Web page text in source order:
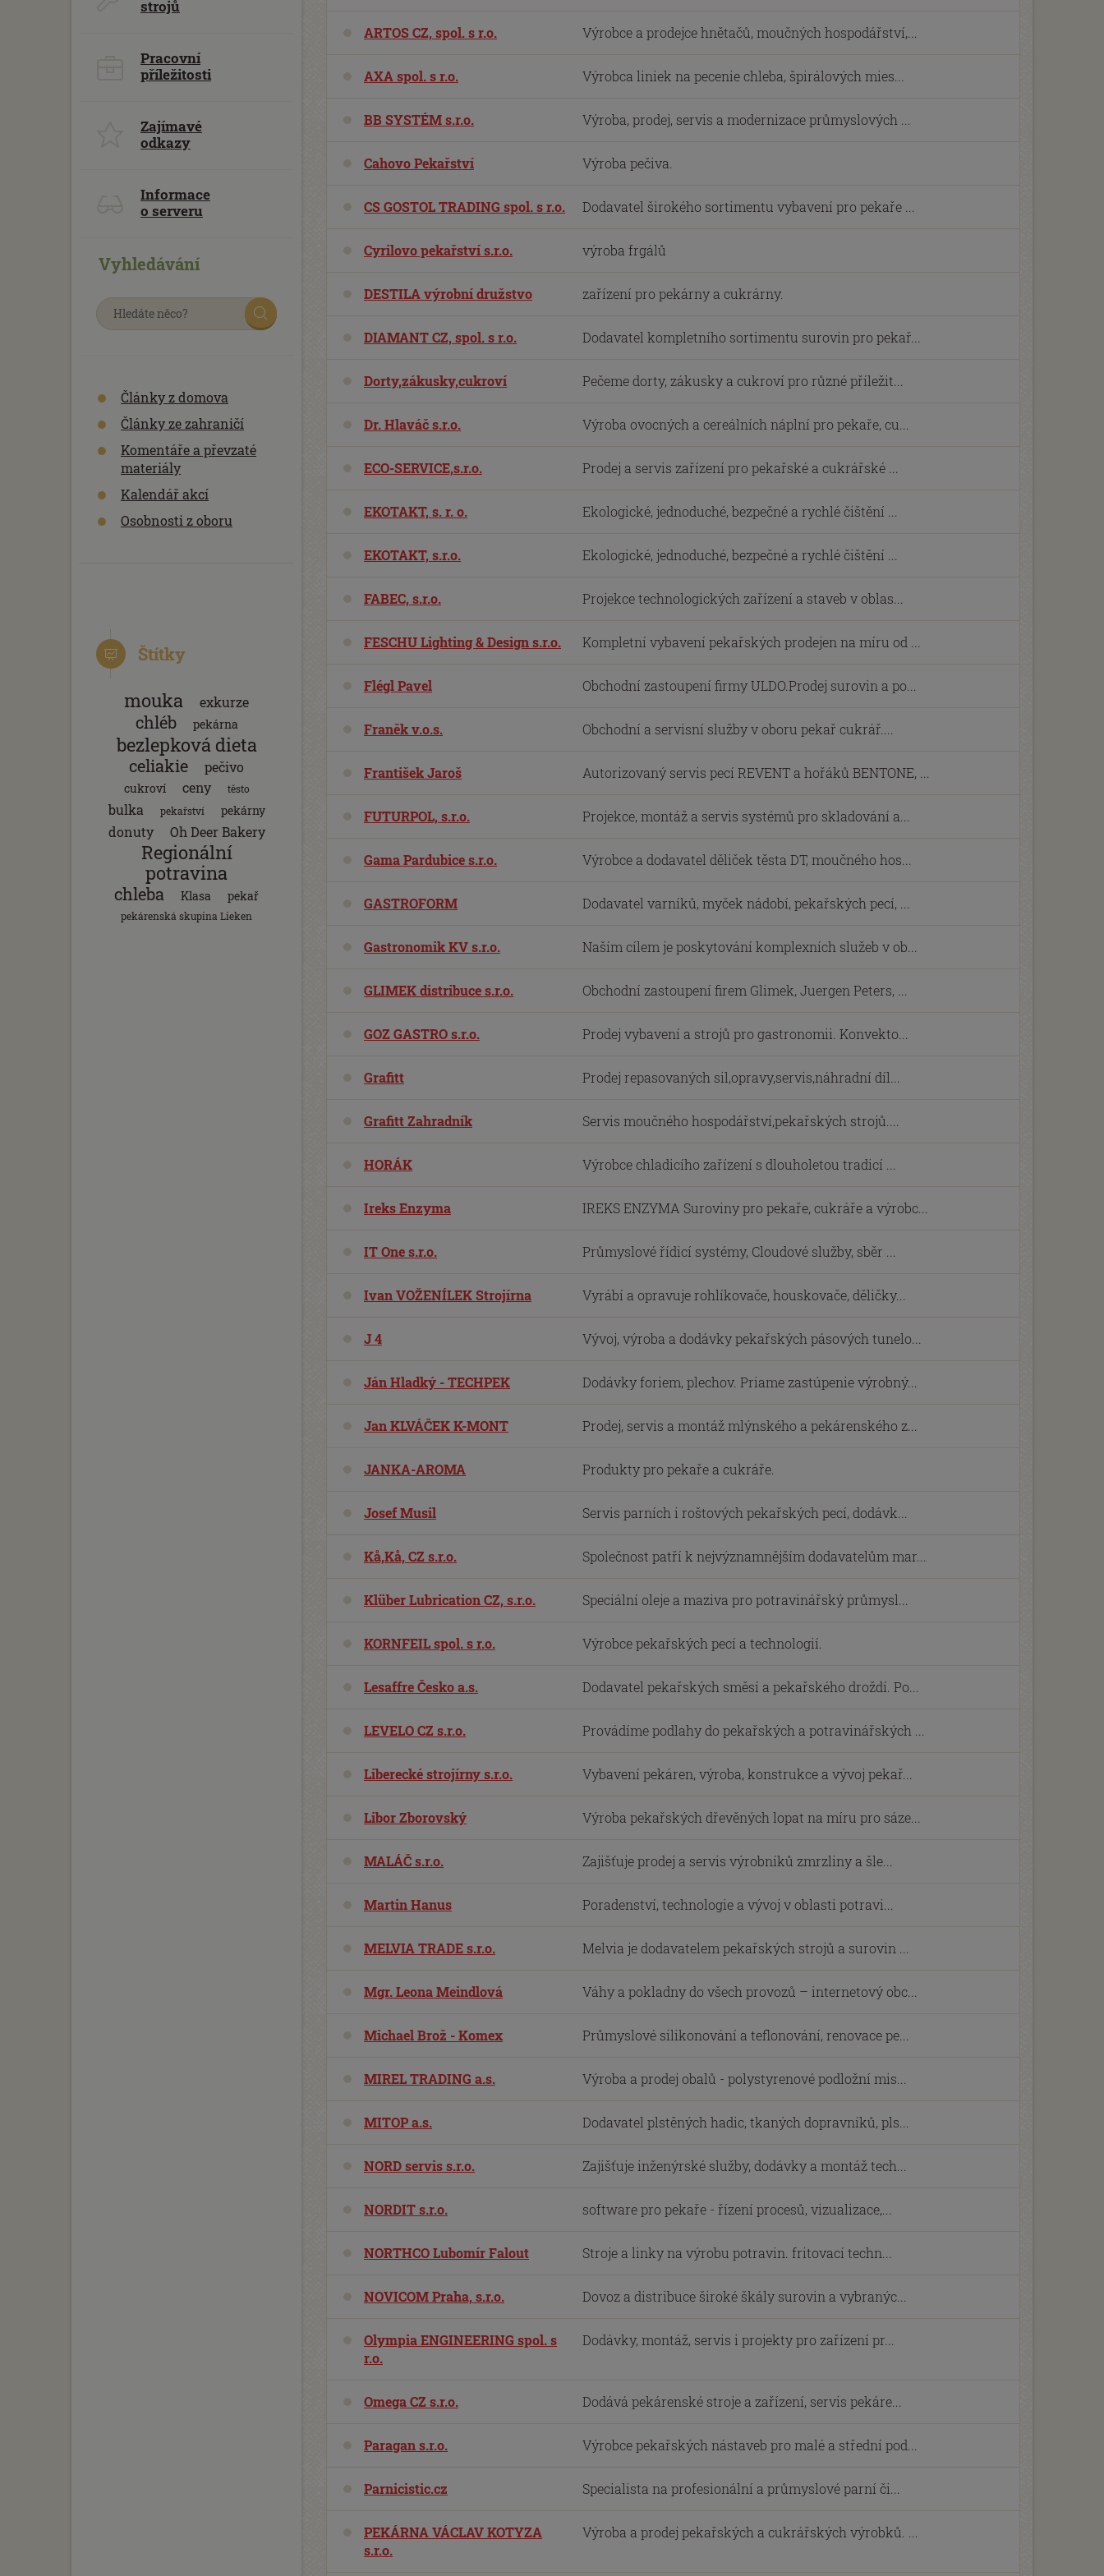
strojů
Pracovní
příležitosti
Zajímavé
odkazy
Informace
o serveru
Vyhledávání
Články z domova
Články ze zahraničí
Komentáře a převzaté
materiály
Kalendář akcí
Osobnosti z oboru
Štítky
mouka exkurze
chléb pekárna
bezlepková dieta
celiakie pečivo
cukroví ceny těsto
bulka pekařství pekárny
donuty Oh Deer Bakery
Regionální
potravina
chleba Klasa pekař
pekárenská skupina Lieken
ARTOS CZ, spol. s r.o. Výrobce a prodejce hnětačů, moučných hospodářství,...
AXA spol. s r.o. Výrobca liniek na pecenie chleba, špirálových mies...
BB SYSTÉM s.r.o. Výroba, prodej, servis a modernizace průmyslových ...
Cahovo Pekařství Výroba pečiva.
CS GOSTOL TRADING spol. s r.o. Dodavatel širokého sortimentu vybavení pro pekaře ...
Cyrilovo pekařství s.r.o. výroba frgálů
DESTILA výrobní družstvo zařízení pro pekárny a cukrárny.
DIAMANT CZ, spol. s r.o. Dodavatel kompletního sortimentu surovin pro pekař...
Dorty,zákusky,cukroví Pečeme dorty, zákusky a cukroví pro různé příležit...
Dr. Hlaváč s.r.o. Výroba ovocných a cereálních náplní pro pekaře, cu...
ECO-SERVICE,s.r.o. Prodej a servis zařízení pro pekařské a cukrářské ...
EKOTAKT, s. r. o. Ekologické, jednoduché, bezpečné a rychlé čištění ...
EKOTAKT, s.r.o. Ekologické, jednoduché, bezpečné a rychlé čištění ...
FABEC, s.r.o. Projekce technologických zařízení a staveb v oblas...
FESCHU Lighting & Design s.r.o. Kompletní vybavení pekařských prodejen na míru od ...
Flégl Pavel Obchodní zastoupení firmy ULDO.Prodej surovin a po...
Franěk v.o.s. Obchodní a servisní služby v oboru pekař cukrář....
František Jaroš Autorizovaný servis pecí REVENT a hořáků BENTONE, ...
FUTURPOL, s.r.o. Projekce, montáž a servis systémů pro skladování a...
Gama Pardubice s.r.o. Výrobce a dodavatel děliček těsta DT, moučného hos...
GASTROFORM Dodavatel varníků, myček nádobí, pekařských pecí, ...
Gastronomik KV s.r.o. Naším cílem je poskytování komplexních služeb v ob...
GLIMEK distribuce s.r.o. Obchodní zastoupení firem Glimek, Juergen Peters, ...
GOZ GASTRO s.r.o. Prodej vybavení a strojů pro gastronomii. Konvekto...
Grafitt Prodej repasovaných sil,opravy,servis,náhradní díl...
Grafitt Zahradník Servis moučného hospodářství,pekařských strojů....
HORÁK Výrobce chladicího zařízení s dlouholetou tradicí ...
Ireks Enzyma IREKS ENZYMA Suroviny pro pekaře, cukráře a výrobc...
IT One s.r.o. Průmyslové řídicí systémy, Cloudové služby, sběr ...
Ivan VOŽENÍLEK Strojírna Vyrábí a opravuje rohlíkovače, houskovače, děličky...
J 4 Vývoj, výroba a dodávky pekařských pásových tunelo...
Ján Hladký - TECHPEK Dodávky foriem, plechov. Priame zastúpenie výrobný...
Jan KLVÁČEK K-MONT Prodej, servis a montáž mlýnského a pekárenského z...
JANKA-AROMA Produkty pro pekaře a cukráře.
Josef Musil Servis parních i roštových pekařských pecí, dodávk...
Kå,Kå, CZ s.r.o. Společnost patří k nejvýznamnějším dodavatelům mar...
Klüber Lubrication CZ, s.r.o. Speciální oleje a maziva pro potravinářský průmysl...
KORNFEIL spol. s r.o. Výrobce pekařských pecí a technologií.
Lesaffre Česko a.s. Dodavatel pekařských směsí a pekařského droždí. Po...
LEVELO CZ s.r.o. Provádíme podlahy do pekařských a potravinářských ...
Liberecké strojírny s.r.o. Vybavení pekáren, výroba, konstrukce a vývoj pekař...
Libor Zborovský Výroba pekařských dřevěných lopat na míru pro sáze...
MALÁČ s.r.o. Zajišťuje prodej a servis výrobníků zmrzliny a šle...
Martin Hanus Poradenství, technologie a vývoj v oblasti potravi...
MELVIA TRADE s.r.o. Melvia je dodavatelem pekařských strojů a surovin ...
Mgr. Leona Meindlová Váhy a pokladny do všech provozů – internetový obc...
Michael Brož - Komex Průmyslové silikonování a teflonování, renovace pe...
MIREL TRADING a.s. Výroba a prodej obalů - polystyrenové podložní mis...
MITOP a.s. Dodavatel plstěných hadic, tkaných dopravníků, pls...
NORD servis s.r.o. Zajišťuje inženýrské služby, dodávky a montáž tech...
NORDIT s.r.o. software pro pekaře - řízení procesů, vizualizace,...
NORTHCO Lubomír Falout Stroje a linky na výrobu potravin. fritovací techn...
NOVICOM Praha, s.r.o. Dovoz a distribuce široké škály surovin a vybranýc...
Olympia ENGINEERING spol. s
r.o.
Dodávky, montáž, servis i projekty pro zařízení pr...
Omega CZ s.r.o. Dodává pekárenské stroje a zařízení, servis pekáre...
Paragan s.r.o. Výrobce pekařských nástaveb pro malé a střední pod...
Parnicistic.cz Specialista na profesionální a průmyslové parní či...
PEKÁRNA VÁCLAV KOTYZA
s.r.o.
Výroba a prodej pekařských a cukrářských výrobků. ...